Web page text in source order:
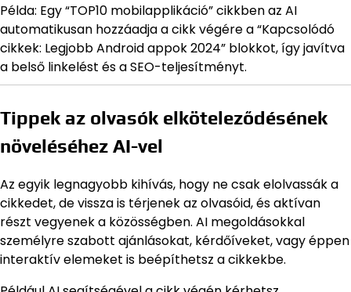
Példa: Egy “TOP10 mobilapplikáció” cikkben az AI
automatikusan hozzáadja a cikk végére a “Kapcsolódó
cikkek: Legjobb Android appok 2024” blokkot, így javítva
a belső linkelést és a SEO-teljesítményt.
Tippek az olvasók elköteleződésének
növeléséhez AI-vel
Az egyik legnagyobb kihívás, hogy ne csak elolvassák a
cikkedet, de vissza is térjenek az olvasóid, és aktívan
részt vegyenek a közösségben. AI megoldásokkal
személyre szabott ajánlásokat, kérdőíveket, vagy éppen
interaktív elemeket is beépíthetsz a cikkekbe.